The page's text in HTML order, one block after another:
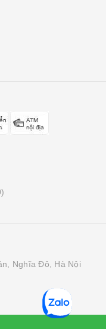
Nghĩa Đô, Hà Nội